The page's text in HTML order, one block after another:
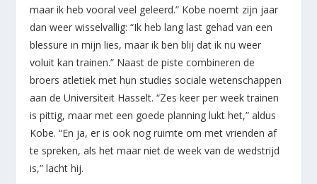
maar ik heb vooral veel geleerd.” Kobe noemt zijn jaar
dan weer wisselvallig: “Ik heb lang last gehad van een
blessure in mijn lies, maar ik ben blij dat ik nu weer
voluit kan trainen.” Naast de piste combineren de
broers atletiek met hun studies sociale wetenschappen
aan de Universiteit Hasselt. “Zes keer per week trainen
is pittig, maar met een goede planning lukt het,” aldus
Kobe. “En ja, er is ook nog ruimte om met vrienden af
te spreken, als het maar niet de week van de wedstrijd
is,” lacht hij.